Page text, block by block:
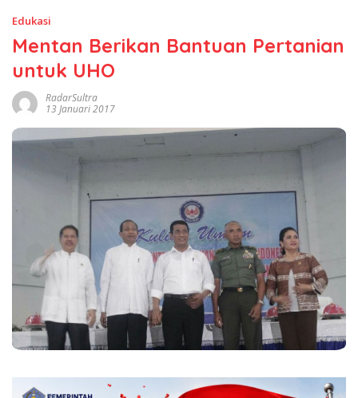
Edukasi
Mentan Berikan Bantuan Pertanian
untuk UHO
RadarSultra
13 Januari 2017